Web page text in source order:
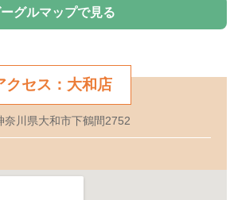
グルマップで見る
クセス：大和店
川県大和市下鶴間2752